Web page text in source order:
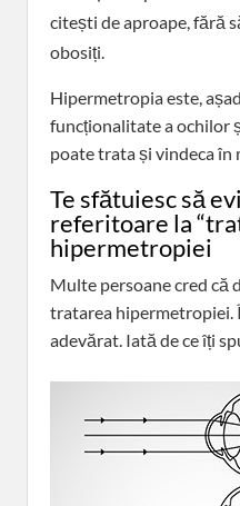
citești de aproape, fără
obosiți.
Hipermetropia este,
funcționalitate a ochilor
poate trata și vindeca în
Te sfătuiesc să
referitoare la
hipermetropiei
Multe persoane cred că
tratarea hipermetropiei.
adevărat. Iată de ce îți